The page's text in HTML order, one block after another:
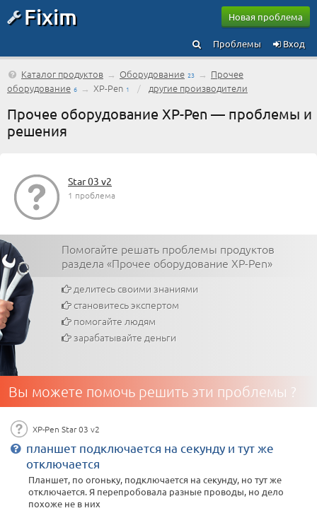
Fixim Новая проблема
Вход
Проблемы
Каталог продуктов → Оборудование 23 → Прочее
оборудование 6 → XP-Pen 1 / другие производители
Прочее оборудование XP-Pen — проблемы и
решения
Star 03 v2
1 проблема
Помогайте решать проблемы продуктов
раздела «Прочее оборудование XP-Pen»
делитесь своими знаниями
становитесь экспертом
помогайте людям
зарабатывайте деньги
Вы можете помочь решить эти проблемы ?
XP-Pen Star 03 v2
планшет подключается на секунду и тут же
отключается
Планшет, по огоньку, подключается на секунду, но тут же
отключается. Я перепробовала разные проводы, но дело
похоже не в них